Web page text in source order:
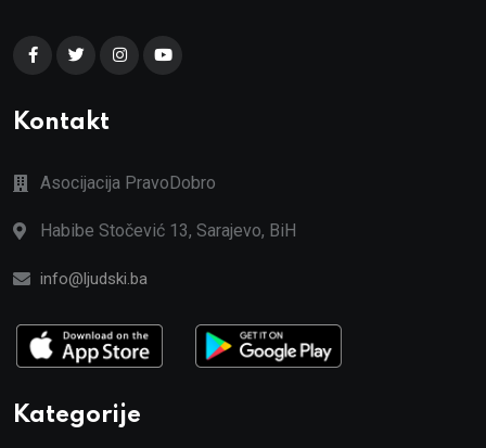
Kontakt
Asocijacija PravoDobro
Habibe Stočević 13, Sarajevo, BiH
info@ljudski.ba
Kategorije